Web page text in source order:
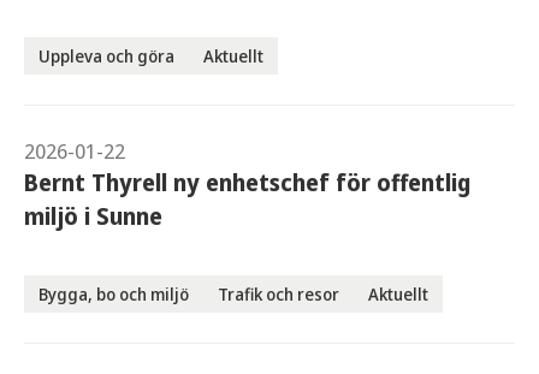
Uppleva och göra Aktuellt
2026-01-22
Bernt Thyrell ny enhetschef för offentlig
miljö i Sunne
Bygga, bo och miljö Trafik och resor Aktuellt